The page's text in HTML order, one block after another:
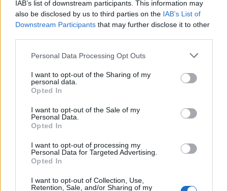
IAB’s list of downstream participants. This information may
also be disclosed by us to third parties on the IAB’s List of
Downstream Participants that may further disclose it to other
Personal Data Processing Opt Outs
I want to opt-out of the Sharing of my
personal data.
Opted In
I want to opt-out of the Sale of my
Personal Data.
Opted In
I want to opt-out of processing my
Personal Data for Targeted Advertising.
Opted In
I want to opt-out of Collection, Use,
Retention, Sale, and/or Sharing of my
Suscríbete al boletín
Qué es el cáncer cervicouterino?